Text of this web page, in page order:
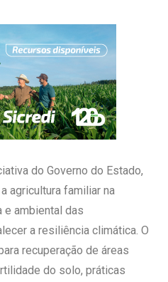
do Governo do Estado,
agricultura familiar na
e ambiental das
a resiliência climática. O
recuperação de áreas
do solo, práticas